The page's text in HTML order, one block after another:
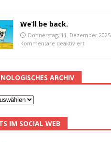
We’ll be back.
Donnerstag, 11. Dezember 2025
Kommentare deaktiviert
ARCHIV
IM SOCIAL WEB